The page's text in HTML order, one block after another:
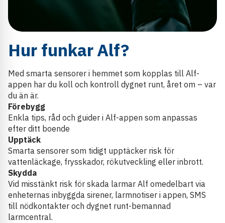
Hur funkar Alf?
Med smarta sensorer i hemmet som kopplas till Alf-
appen har du koll och kontroll dygnet runt, året om – var
du än är.
Förebygg
Enkla tips, råd och guider i Alf-appen som anpassas
efter ditt boende
Upptäck
Smarta sensorer som tidigt upptäcker risk för
vattenläckage, frysskador, rökutveckling eller inbrott.
Skydda
Vid misstänkt risk för skada larmar Alf omedelbart via
enheternas inbyggda sirener, larmnotiser i appen, SMS
till nödkontakter och dygnet runt-bemannad
larmcentral.